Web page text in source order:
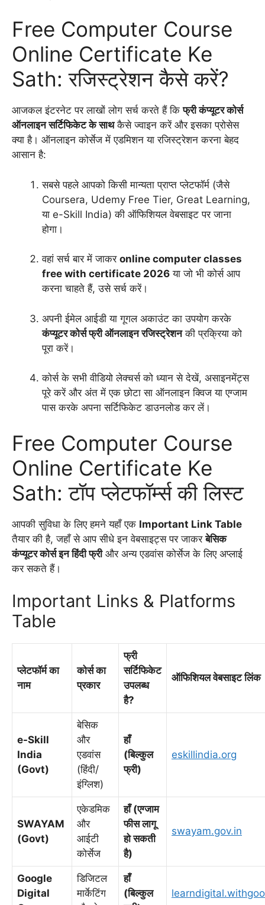
Free Computer Course
Online Certificate Ke
Sath: रजिस्ट्रेशन कैसे करें?
आजकल इंटरनेट पर लाखों लोग सर्च करते हैं किफ्री कंप्यूटर कोर्स
ऑनलाइन सर्टिफिकेट के साथकैसे ज्वाइन करें और इसका प्रोसेस
क्या है। ऑनलाइन कोर्सेज में एडमिशन या रजिस्ट्रेशन करना बेहद
आसान है:
सबसे पहले आपको किसी मान्यता प्राप्त प्लेटफॉर्म (जैसे
Coursera, Udemy Free Tier, Great Learning,
या e-Skill India) की ऑफिशियल वेबसाइट पर जाना
होगा।
वहां सर्च बार में जाकर online computer classes
free with certificate 2026 या जो भी कोर्स आप
करना चाहते हैं, उसे सर्च करें।
अपनी ईमेल आईडी या गूगल अकाउंट का उपयोग करके
कंप्यूटर कोर्स फ्री ऑनलाइन रजिस्ट्रेशनकी प्रक्रिया को
पूरा करें।
कोर्स के सभी वीडियो लेक्चर्स को ध्यान से देखें, असाइनमेंट्स
पूरे करें और अंत में एक छोटा सा ऑनलाइन क्विज या एग्जाम
पास करके अपना सर्टिफिकेट डाउनलोड कर लें।
Free Computer Course
Online Certificate Ke
Sath: टॉप प्लेटफॉर्म्स की लिस्ट
आपकी सुविधा के लिए हमने यहाँ एक Important Link Table
तैयार की है, जहाँ से आप सीधे इन वेबसाइट्स पर जाकरबेसिक
कंप्यूटर कोर्स इन हिंदी फ्रीऔर अन्य एडवांस कोर्सेज के लिए अप्लाई
कर सकते हैं।
Important Links & Platforms
Table
प्लेटफॉर्म का
नाम
कोर्स का
प्रकार
फ्री
सर्टिफिकेट
उपलब्ध
है?
ऑफिशियल वेबसाइट लिंक
e-Skill
India
(Govt)
बेसिक
और
एडवांस
(हिंदी/
इंग्लिश)
हाँ
(बिल्कुल
फ्री)
eskillindia.org
SWAYAM
(Govt)
एकेडमिक
और
आईटी
कोर्सेज
हाँ (एग्जाम
फीस लागू
हो सकती
है)
swayam.gov.in
Google
Digital
डिजिटल
मार्केटिंग
हाँ
(बिल्कुल